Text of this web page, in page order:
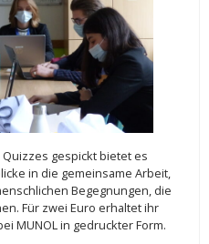
gespickt bietet es
in die gemeinsame Arbeit,
Begegnungen, die
Für zwei Euro erhaltet ihr
MUNOL in gedruckter Form.